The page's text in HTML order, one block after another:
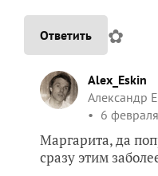
Ответить ✿
Alex_Eskin
Александр
6
Маргарита, да
сразу этим